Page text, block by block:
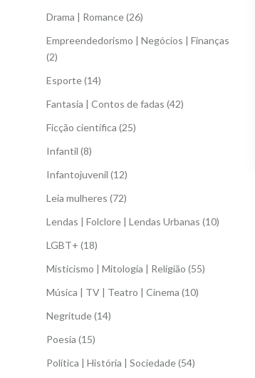
Drama | Romance(26)
Empreendedorismo | Negócios | Finanças
(2)
Esporte(14)
Fantasia | Contos de fadas (42)
Ficção científica (25)
Infantil (8)
Infantojuvenil (12)
Leia mulheres (72)
Lendas | Folclore | Lendas Urbanas (10)
LGBT+ (18)
Misticismo | Mitologia | Religião (55)
Música | TV | Teatro | Cinema (10)
Negritude(14)
Poesia (15)
Política | História | Sociedade(54)